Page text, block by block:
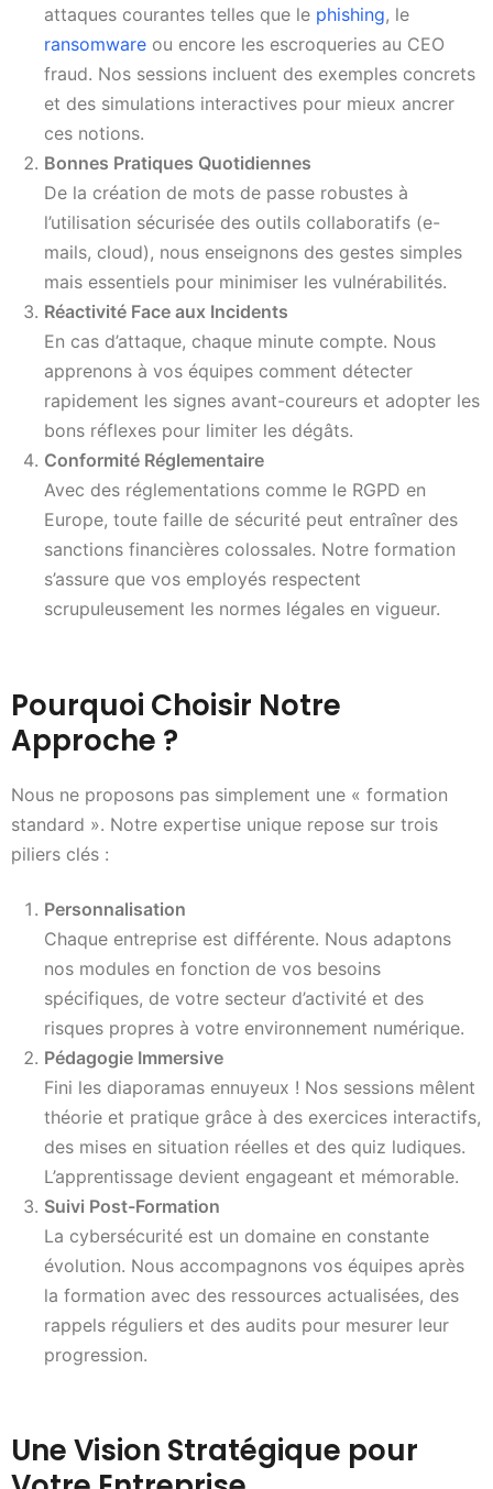
attaques courantes telles que le phishing, le
ransomware ou encore les escroqueries au CEO
fraud. Nos sessions incluent des exemples concrets
et des simulations interactives pour mieux ancrer
ces notions.
Bonnes Pratiques Quotidiennes
De la création de mots de passe robustes à
l’utilisation sécurisée des outils collaboratifs (e-
mails, cloud), nous enseignons des gestes simples
mais essentiels pour minimiser les vulnérabilités.
Réactivité Face aux Incidents
En cas d’attaque, chaque minute compte. Nous
apprenons à vos équipes comment détecter
rapidement les signes avant-coureurs et adopter les
bons réflexes pour limiter les dégâts.
Conformité Réglementaire
Avec des réglementations comme le RGPD en
Europe, toute faille de sécurité peut entraîner des
sanctions financières colossales. Notre formation
s’assure que vos employés respectent
scrupuleusement les normes légales en vigueur.
Pourquoi Choisir Notre
Approche ?
Nous ne proposons pas simplement une « formation
standard ». Notre expertise unique repose sur trois
piliers clés :
Personnalisation
Chaque entreprise est différente. Nous adaptons
nos modules en fonction de vos besoins
spécifiques, de votre secteur d’activité et des
risques propres à votre environnement numérique.
Pédagogie Immersive
Fini les diaporamas ennuyeux ! Nos sessions mêlent
théorie et pratique grâce à des exercices interactifs,
des mises en situation réelles et des quiz ludiques.
L’apprentissage devient engageant et mémorable.
Suivi Post-Formation
La cybersécurité est un domaine en constante
évolution. Nous accompagnons vos équipes après
la formation avec des ressources actualisées, des
rappels réguliers et des audits pour mesurer leur
progression.
Une Vision Stratégique pour